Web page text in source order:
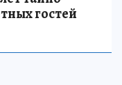
гостей